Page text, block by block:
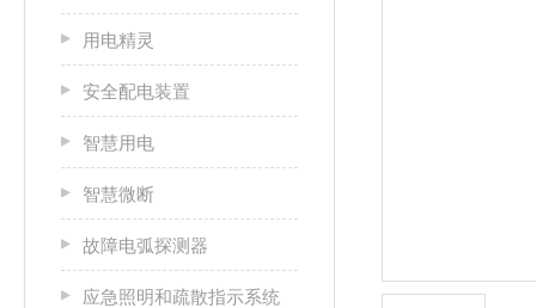
用电精灵
安全配电装置
智慧用电
智慧微断
故障电弧探测器
应急照明和疏散指示系统